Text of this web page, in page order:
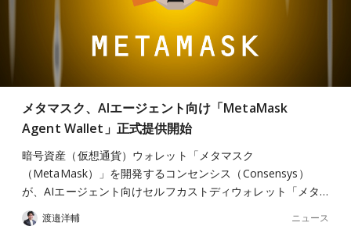
メタマスク、AIエージェント向け「MetaMask
Agent Wallet」正式提供開始
暗号資産（仮想通貨）ウォレット「メタマスク
（MetaMask）」を開発するコンセンシス（Consensys）
が、AIエージェント向けセルフカストディウォレット「メタ…
渡邉洋輔 ニュース